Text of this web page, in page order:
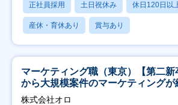
正社員採用 土日祝休み 休日120日以
産休・育休あり 賞与あり
マーケティング職（東京）【第二
から大規模案件のマーケティングが
修充実】
株式会社オロ